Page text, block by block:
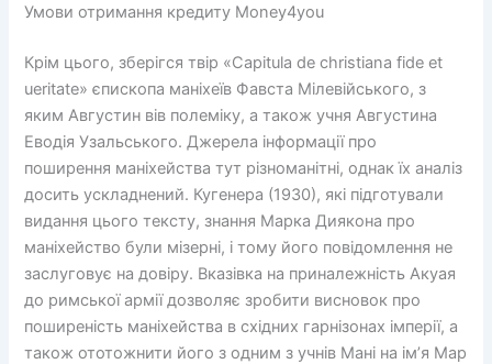
Умови отримання кредиту Money4you
Крім цього, зберігся твір «Capitula de christiana fide et
ueritate» єпископа маніхеїв Фавста Мілевійського, з
яким Августин вів полеміку, а також учня Августина
Еводія Узальського. Джерела інформації про
поширення маніхейства тут різноманітні, однак їх аналіз
досить ускладнений. Кугенера (1930), які підготували
видання цього тексту, знання Марка Диякона про
маніхейство були мізерні, і тому його повідомлення не
заслуговує на довіру. Вказівка ​​на приналежність Акуая
до римської армії дозволяє зробити висновок про
поширеність маніхейства в східних гарнізонах імперії, а
також ототожнити його з одним з учнів Мані на ім’я Мар